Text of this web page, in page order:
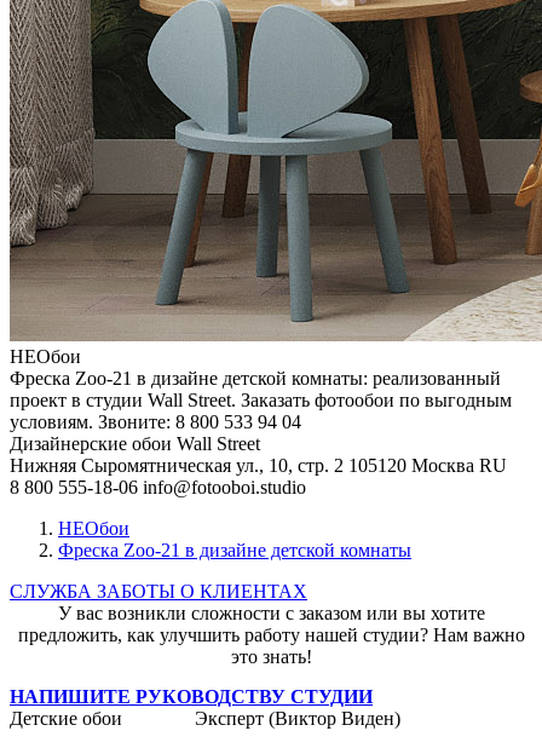
НЕОбои
Фреска Zoo-21 в дизайне детской комнаты: реализованный
проект в студии Wall Street. Заказать фотообои по выгодным
условиям. Звоните: 8 800 533 94 04
Дизайнерские обои Wall Street
Нижняя Сыромятническая ул., 10, стр. 2 105120 Москва RU
8 800 555-18-06 info@fotooboi.studio
НЕОбои
Фреска Zoo-21 в дизайне детской комнаты
СЛУЖБА ЗАБОТЫ О КЛИЕНТАХ
У вас возникли сложности с заказом или вы хотите
предложить, как улучшить работу нашей студии? Нам важно
это знать!
НАПИШИТЕ РУКОВОДСТВУ СТУДИИ
Детские обои
Эксперт (Виктор Виден)